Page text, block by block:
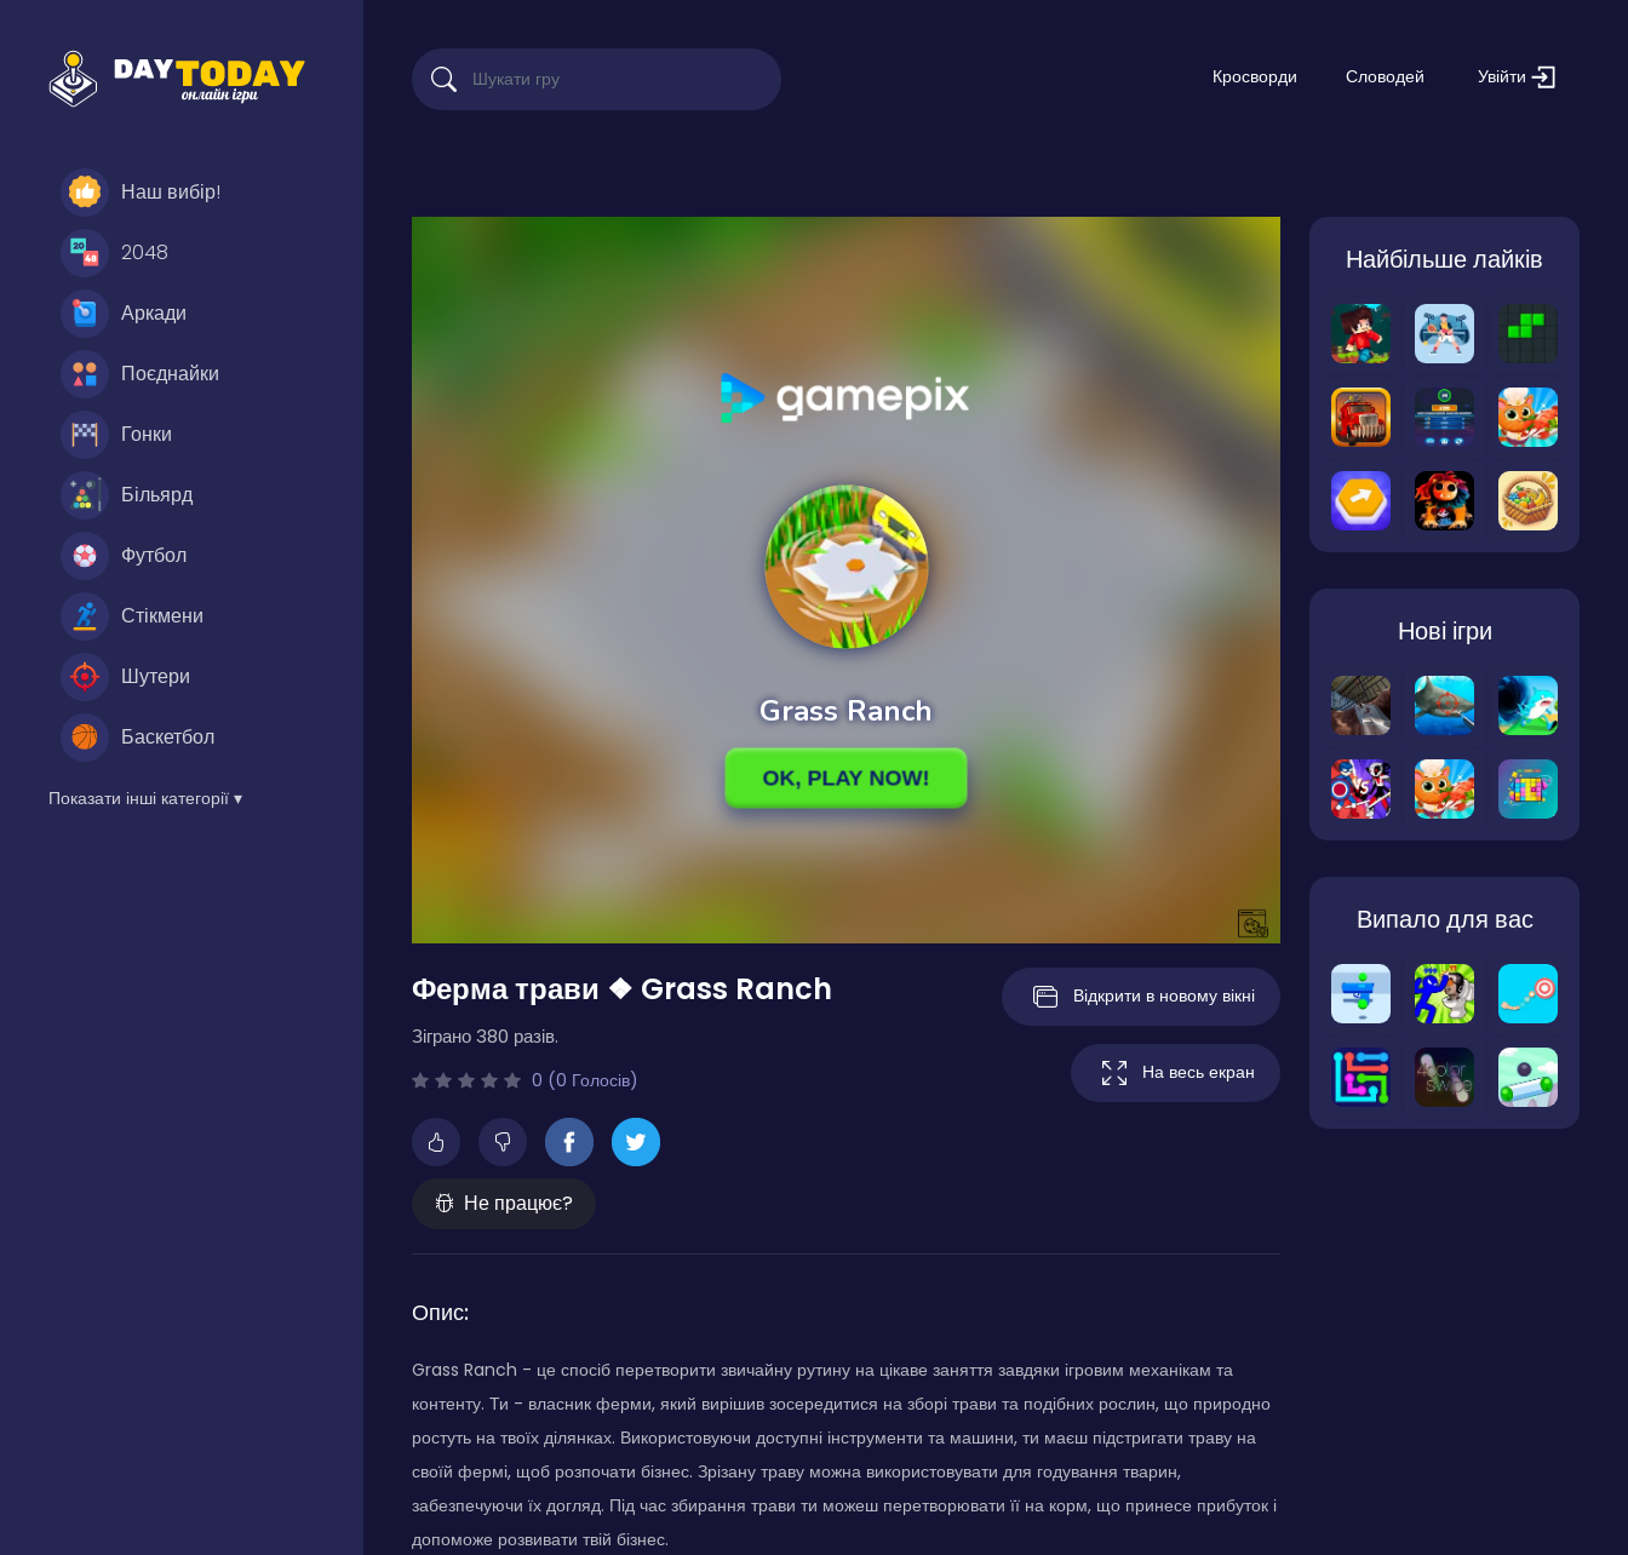
Наш вибір!
2048
Аркади
Поєднайки
Гонки
Більярд
Футбол
Стікмени
Шутери
Баскетбол
Показати інші категорії ▾
Кросворди Словодей Увійти
Ферма трави ❖ Grass Ranch
Зіграно 380 разів.
0 (0 Голосів)
Не працює?
Відкрити в новому вікні
На весь екран
Опис:
Grass Ranch - це спосіб перетворити звичайну рутину на цікаве заняття завдяки ігровим механікам та
контенту. Ти - власник ферми, який вирішив зосередитися на зборі трави та подібних рослин, що природно
ростуть на твоїх ділянках. Використовуючи доступні інструменти та машини, ти маєш підстригати траву на
своїй фермі, щоб розпочати бізнес. Зрізану траву можна використовувати для годування тварин,
забезпечуючи їх догляд. Під час збирання трави ти можеш перетворювати її на корм, що принесе прибуток і
допоможе розвивати твій бізнес.
Найбільше лайків
Нові ігри
Випало для вас